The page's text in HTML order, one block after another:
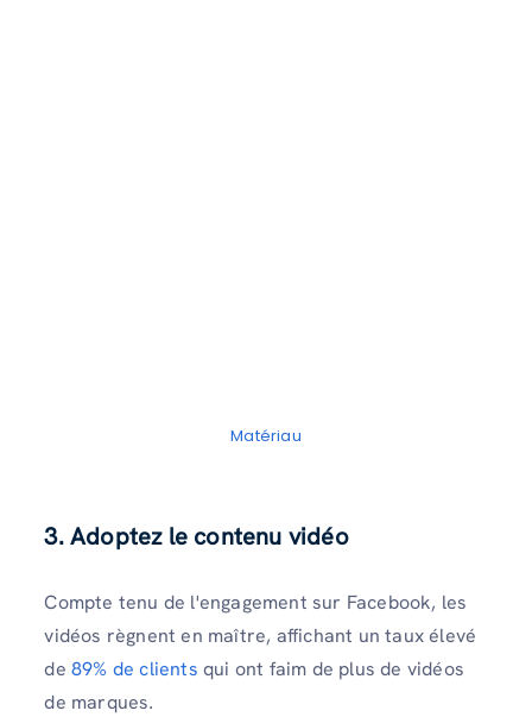
Matériau
3. Adoptez le contenu vidéo
Compte tenu de l'engagement sur Facebook, les
vidéos règnent en maître, affichant un taux élevé
de 89% de clients qui ont faim de plus de vidéos
de marques.